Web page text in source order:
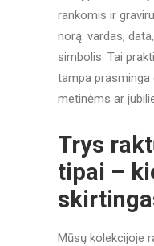
rankomis ir
norą: vardas,
simbolis. Tai
tampa prasminga
metinėms ar
Trys
tipai –
Mūsų kolekcijoje